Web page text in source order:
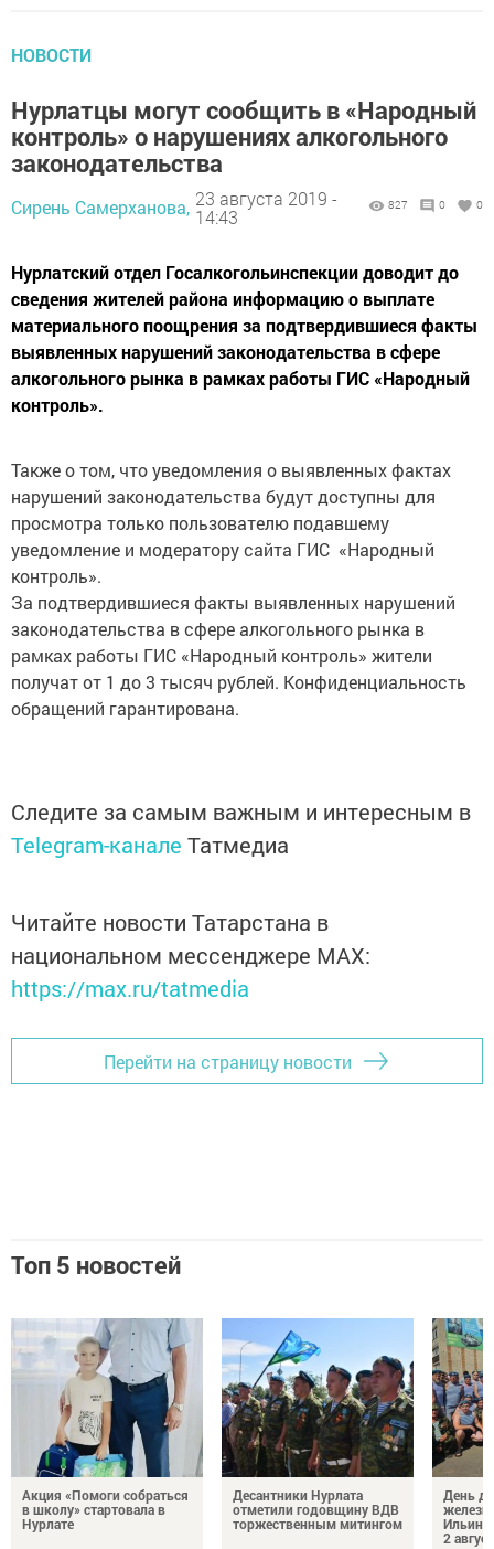
НОВОСТИ
Нурлатцы могут сообщить в «Народный
контроль» о нарушениях алкогольного
законодательства
Сирень Самерханова, 23 августа 2019 -
14:43
827 0 0
Нурлатский отдел Госалкогольинспекции доводит до
сведения жителей района информацию о выплате
материального поощрения за подтвердившиеся факты
выявленных нарушений законодательства в сфере
алкогольного рынка в рамках работы ГИС «Народный
контроль».
Также о том, что уведомления о выявленных фактах
нарушений законодательства будут доступны для
просмотра только пользователю подавшему
уведомление и модератору сайта ГИС «Народный
контроль».
За подтвердившиеся факты выявленных нарушений
законодательства в сфере алкогольного рынка в
рамках работы ГИС «Народный контроль» жители
получат от 1 до 3 тысяч рублей. Конфиденциальность
обращений гарантирована.
Следите за самым важным и интересным в
Telegram-канале Татмедиа
Читайте новости Татарстана в
национальном мессенджере MАХ:
https://max.ru/tatmedia
Перейти на страницу новости
Топ 5 новостей
Акция «Помоги собраться
в школу» стартовала в
Нурлате
Десантники Нурлата
отметили годовщину ВДВ
торжественным митингом
День
Ильин
2